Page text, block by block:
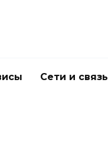
Сети и связь